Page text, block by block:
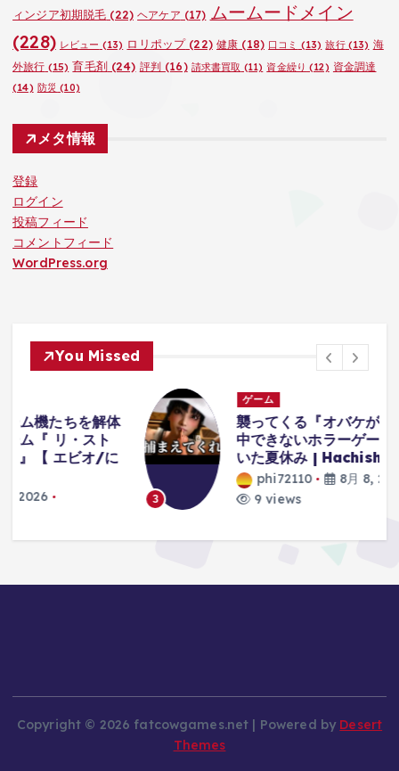
ィンジア初期脱毛 (22) ヘアケア (17) ムームードメイン
(228) レビュー (13) ロリポップ(22) 健康 (18) 口コミ (13) 旅行(13) 海
外旅行 (15) 育毛剤(24) 評判 (16) 請求書買取 (11) 資金繰り (12) 資金調達
(14) 防災 (10)
メタ情報
登録
ログイン
投稿フィード
コメントフィード
WordPress.org
You Missed
3
ゲーム
襲ってくる『オバケが可愛すぎて』集
中できないホラーゲーム。【八尺様が
いた夏休み | Hachishakusama】
phi72110
8月 8, 2026
9 views
Themes